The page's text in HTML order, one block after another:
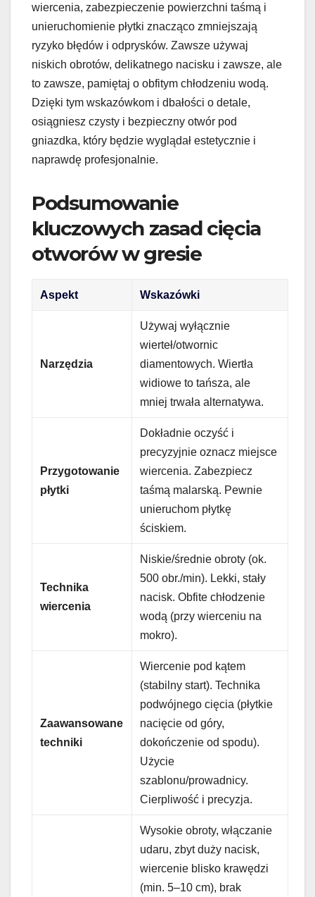
wiercenia, zabezpieczenie powierzchni taśmą i
unieruchomienie płytki znacząco zmniejszają
ryzyko błędów i odprysków. Zawsze używaj
niskich obrotów, delikatnego nacisku i zawsze, ale
to zawsze, pamiętaj o obfitym chłodzeniu wodą.
Dzięki tym wskazówkom i dbałości o detale,
osiągniesz czysty i bezpieczny otwór pod
gniazdka, który będzie wyglądał estetycznie i
naprawdę profesjonalnie.
Podsumowanie
kluczowych zasad cięcia
otworów w gresie
Aspekt Wskazówki
Narzędzia
Używaj wyłącznie
wierteł/otwornic
diamentowych. Wiertła
widiowe to tańsza, ale
mniej trwała alternatywa.
Przygotowanie
płytki
Dokładnie oczyść i
precyzyjnie oznacz miejsce
wiercenia. Zabezpiecz
taśmą malarską. Pewnie
unieruchom płytkę
ściskiem.
Technika
wiercenia
Niskie/średnie obroty (ok.
500 obr./min). Lekki, stały
nacisk. Obfite chłodzenie
wodą (przy wierceniu na
mokro).
Zaawansowane
techniki
Wiercenie pod kątem
(stabilny start). Technika
podwójnego cięcia (płytkie
nacięcie od góry,
dokończenie od spodu).
Użycie
szablonu/prowadnicy.
Cierpliwość i precyzja.
Wysokie obroty, włączanie
udaru, zbyt duży nacisk,
wiercenie blisko krawędzi
(min. 5–10 cm), brak